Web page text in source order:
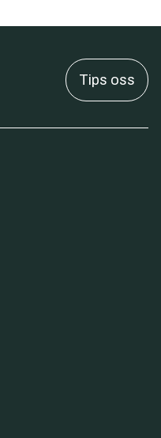
Tips oss